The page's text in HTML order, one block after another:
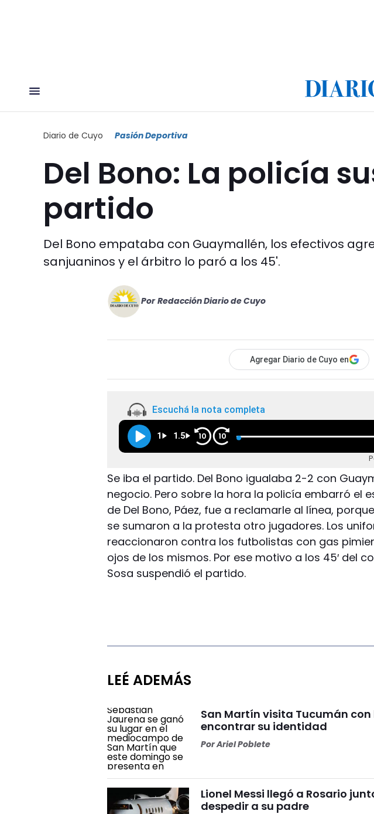
Diario de Cuyo Pasión Deportiva
Del Bono: La policía
partido
Del Bono empataba con Guaymallén, los efectivos
sanjuaninos y el árbitro lo paró a los 45'.
Por Redacción Diario de Cuyo
Agregar Diario de Cuyo en
Escuchá la nota completa
1 1.5 10 10
Se iba el partido. Del Bono igualaba 2-2 con
negocio. Pero sobre la hora la policía embarró el
de Del Bono, Páez, fue a reclamarle al línea,
se sumaron a la protesta otro jugadores. Los
reaccionaron contra los futbolistas con gas
ojos de los mismos. Por ese motivo a los 45′ del
Sosa suspendió el partido.
LEÉ ADEMÁS
San Martín visita Tucumán
encontrar su identidad
PorAriel Poblete
Lionel Messi llegó a Rosario
despedir a su padre